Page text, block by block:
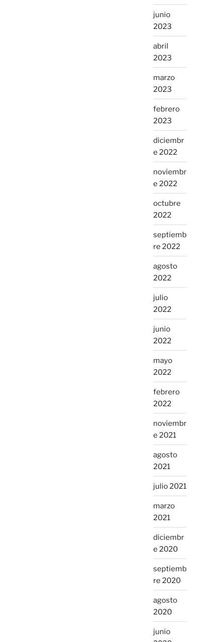
junio
2023
abril
2023
marzo
2023
febrero
2023
diciembr
e 2022
noviembr
e 2022
octubre
2022
septiemb
re 2022
agosto
2022
julio
2022
junio
2022
mayo
2022
febrero
2022
noviembr
e 2021
agosto
2021
julio 2021
marzo
2021
diciembr
e 2020
septiemb
re 2020
agosto
2020
junio